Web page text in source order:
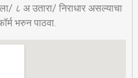
८ अ उतारा/ निराधार असल्याचा
भरुन पाठवा.